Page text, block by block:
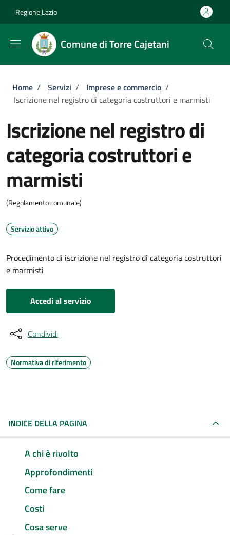
Regione Lazio
Comune di Torre Cajetani
Briciole di pane
Home / Servizi / Imprese e commercio /
Iscrizione nel registro di categoria costruttori e marmisti
Iscrizione nel registro di
categoria costruttori e
marmisti
(Regolamento comunale)
Servizio attivo
Procedimento di iscrizione nel registro di categoria costruttori
e marmisti
Accedi al servizio
Condividi
Normativa di riferimento
INDICE DELLA PAGINA
A chi è rivolto
Approfondimenti
Come fare
Costi
Cosa serve